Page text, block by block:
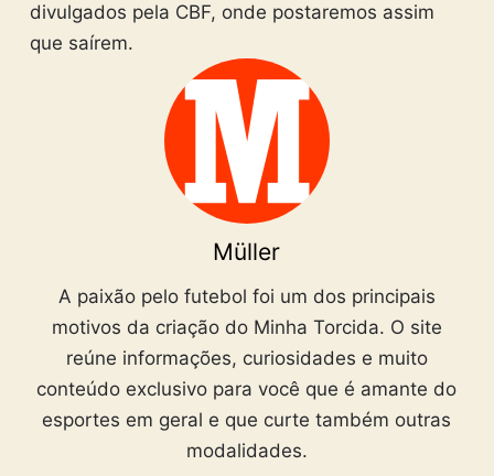
divulgados pela CBF, onde postaremos assim
que saírem.
Müller
A paixão pelo futebol foi um dos principais
motivos da criação do Minha Torcida. O site
reúne informações, curiosidades e muito
conteúdo exclusivo para você que é amante do
esportes em geral e que curte também outras
modalidades.